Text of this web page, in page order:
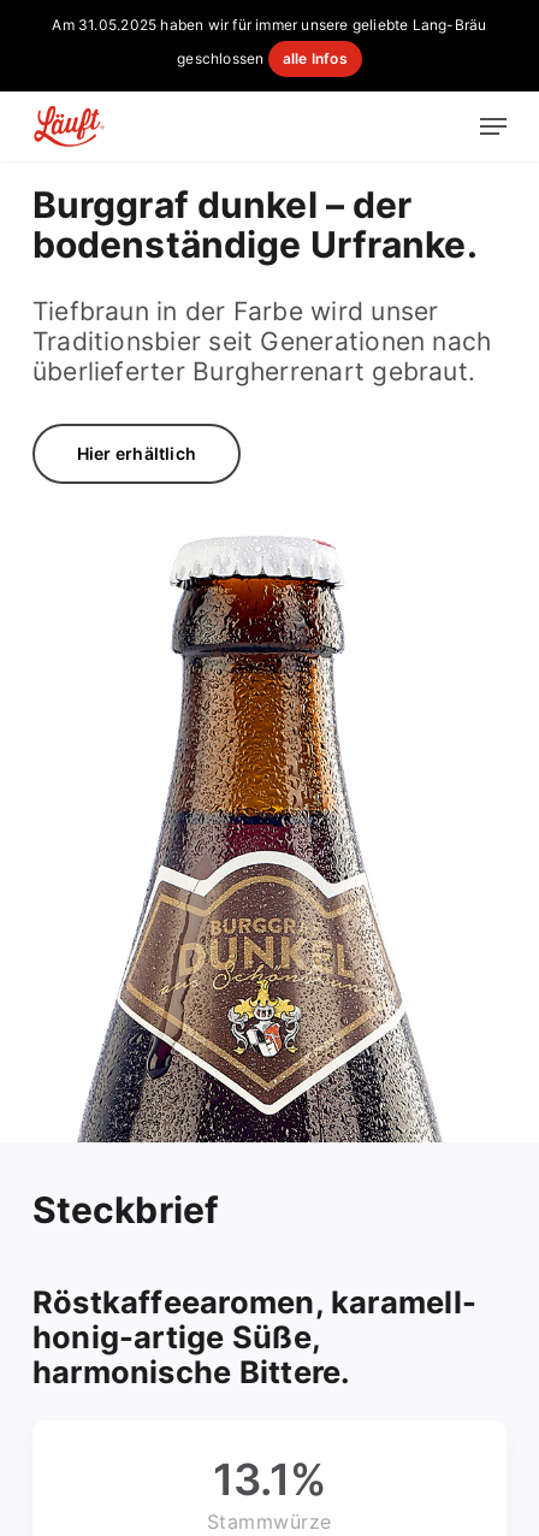
content
Am 31.05.2025 haben wir für immer unsere geliebte Lang-Bräu
geschlossen
alle Infos
Menu
Burggraf dunkel – der
bodenständige Urfranke.
Tiefbraun in der Farbe wird unser
Traditionsbier seit Generationen nach
überlieferter Burgherrenart gebraut.
Hier erhältlich
Steckbrief
Röstkaffeearomen, karamell-
honig-artige Süße,
harmonische Bittere.
13.1%
Stammwürze